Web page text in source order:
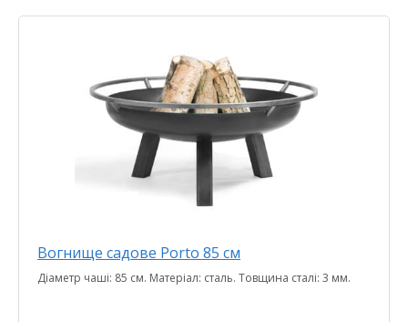
Вогнище садове Porto 85 см
Діаметр чаші: 85 см. Матеріал: сталь. Товщина сталі: 3 мм.